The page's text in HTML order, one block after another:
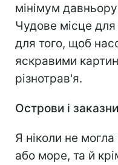
мінімум
Чудове місце для
для того, щоб
яскравими
різнотрав'я.
Острови і
Я ніколи не
або море, та й